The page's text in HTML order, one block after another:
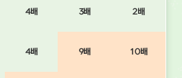
4배 3배 2배
4배 9배 10배